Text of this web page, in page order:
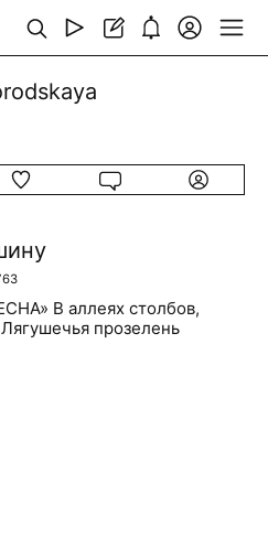
В аллеях столбов,
прозелень